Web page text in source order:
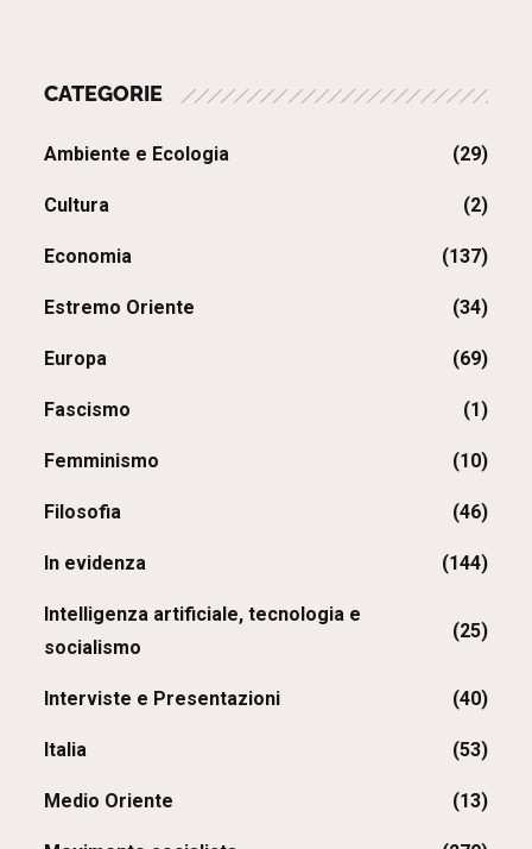
CATEGORIE
Ambiente e Ecologia (29)
Cultura (2)
Economia (137)
Estremo Oriente (34)
Europa (69)
Fascismo (1)
Femminismo (10)
Filosofia (46)
In evidenza (144)
Intelligenza artificiale, tecnologia e
socialismo
(25)
Interviste e Presentazioni (40)
Italia (53)
Medio Oriente (13)